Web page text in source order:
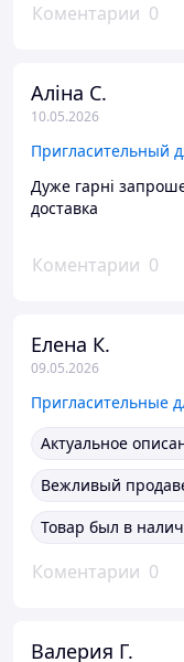
Коментарии 0
Аліна С.
10.05.2026
Дуже гарні
доставка
Коментарии 0
Елена К.
09.05.2026
Актуальное
Вежливый
Товар был в
Коментарии 0
Валерия Г.